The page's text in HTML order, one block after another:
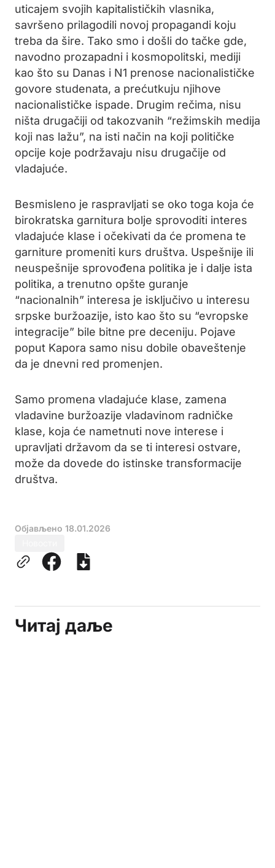
uticajem svojih kapitalističkih vlasnika,
savršeno prilagodili novoj propagandi koju
treba da šire. Tako smo i došli do tačke gde,
navodno prozapadni i kosmopolitski, mediji
kao što su Danas i N1 prenose nacionalističke
govore studenata, a prećutkuju njihove
nacionalističke ispade. Drugim rečima, nisu
ništa drugačiji od takozvanih “režimskih medija
koji nas lažu”, na isti način na koji političke
opcije koje podržavaju nisu drugačije od
vladajuće.
Besmisleno je raspravljati se oko toga koja će
birokratska garnitura bolje sprovoditi interes
vladajuće klase i očekivati da će promena te
garniture promeniti kurs društva. Uspešnije ili
neuspešnije sprovođena politika je i dalje ista
politika, a trenutno opšte guranje
“nacionalnih” interesa je isključivo u interesu
srpske buržoazije, isto kao što su “evropske
integracije” bile bitne pre deceniju. Pojave
poput Kapora samo nisu dobile obaveštenje
da je dnevni red promenjen.
Samo promena vladajuće klase, zamena
vladavine buržoazije vladavinom radničke
klase, koja će nametnuti nove interese i
upravljati državom da se ti interesi ostvare,
može da dovede do istinske transformacije
društva.
Објављено 18.01.2026
Читај даље